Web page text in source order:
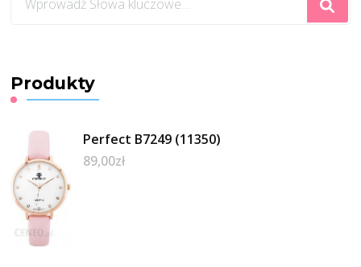
czegoś?
Produkty
Perfect B7249 (11350)
89,00zł